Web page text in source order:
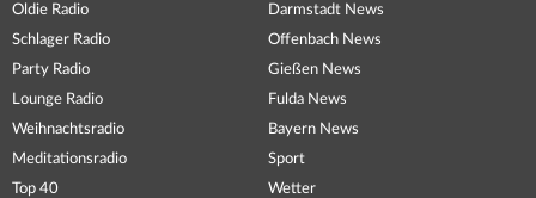
Oldie Radio
Schlager Radio
Party Radio
Lounge Radio
Weihnachtsradio
Meditationsradio
Top 40
Darmstadt News
Offenbach News
Gießen News
Fulda News
Bayern News
Sport
Wetter